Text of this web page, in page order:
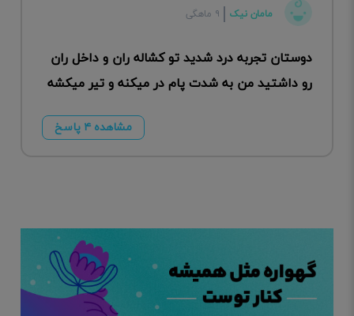
مامان نیک ۹ ماهگی
دوستان تجربه درد شدید تو کشاله ران و داخل ران
رو داشتید من به شدت پام در میکنه و تیر میکشه
مشاهده ۴ پاسخ